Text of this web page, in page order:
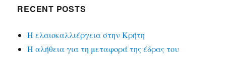
RECENT POSTS
Η ελαιοκαλλιέργεια στην Κρήτη
Η αλήθεια για τη μεταφορά της έδρας του